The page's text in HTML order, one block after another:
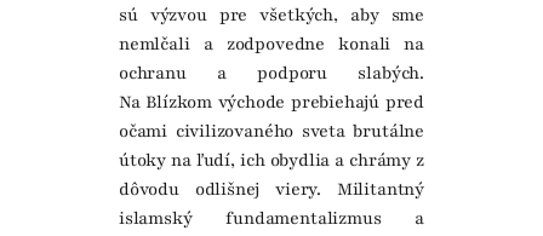
sú výzvou pre všetkých, aby sme
nemlčali a zodpovedne konali na
ochranu a podporu slabých.
Na Blízkom východe prebiehajú pred
očami civilizovaného sveta brutálne
útoky na ľudí, ich obydlia a chrámy z
dôvodu odlišnej viery. Militantný
islamský fundamentalizmus a